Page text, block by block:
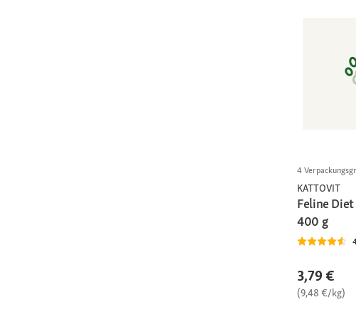
4
KATTOVIT
Feline
400 g
3,79 €
(9,48 €/kg)